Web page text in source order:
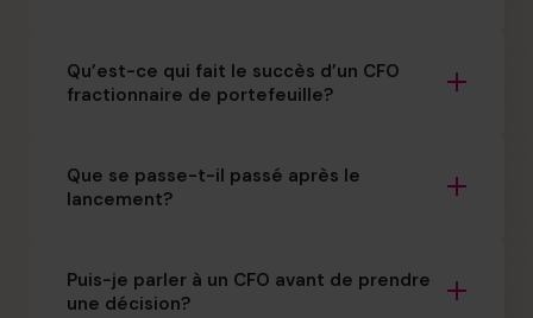
Qu’est-ce qui fait le succès d’un CFO
fractionnaire de portefeuille?
Que se passe-t-il passé après le
lancement?
Puis-je parler à un CFO avant de prendre
une décision?